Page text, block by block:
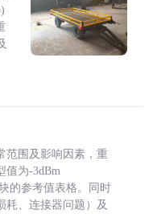
范围及影响因素，重
值为-3dBm
的参考值表格。同时
耗、连接器问题）及